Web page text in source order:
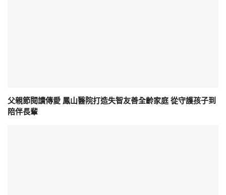
父親節閱讀傳愛 鳳山醫院打造失智友善全齡家庭 從守護孩子到
陪伴長輩